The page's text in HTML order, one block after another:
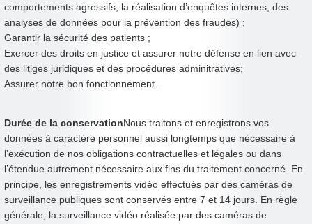
comportements agressifs, la réalisation d’enquêtes internes, des
analyses de données pour la prévention des fraudes) ;
Garantir la sécurité des patients ;
Exercer des droits en justice et assurer notre défense en lien avec
des litiges juridiques et des procédures adminitratives;
Assurer notre bon fonctionnement.
Durée de la conservationNous traitons et enregistrons vos
données à caractère personnel aussi longtemps que nécessaire à
l’exécution de nos obligations contractuelles et légales ou dans
l’étendue autrement nécessaire aux fins du traitement concerné. En
principe, les enregistrements vidéo effectués par des caméras de
surveillance publiques sont conservés entre 7 et 14 jours. En règle
générale, la surveillance vidéo réalisée par des caméras de